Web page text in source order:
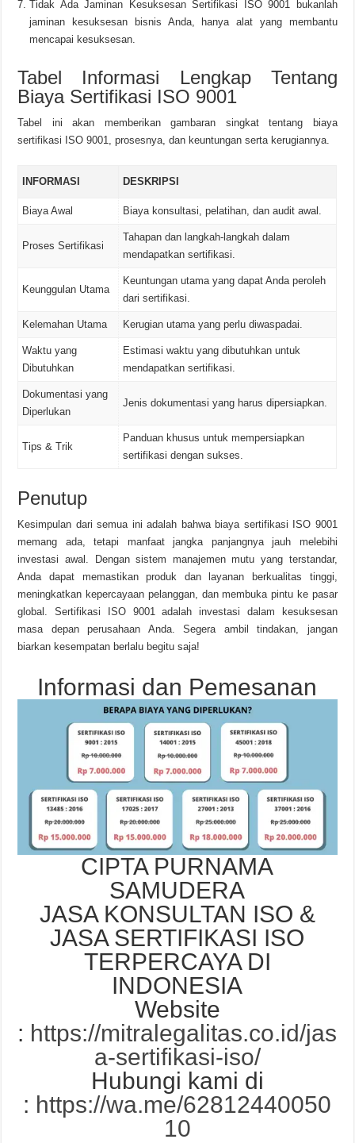
Tidak Ada Jaminan Kesuksesan Sertifikasi ISO 9001 bukanlah
jaminan kesuksesan bisnis Anda, hanya alat yang membantu
mencapai kesuksesan.
Tabel Informasi Lengkap Tentang
Biaya Sertifikasi ISO 9001
Tabel ini akan memberikan gambaran singkat tentang biaya
sertifikasi ISO 9001, prosesnya, dan keuntungan serta kerugiannya.
INFORMASI DESKRIPSI
Biaya Awal Biaya konsultasi, pelatihan, dan audit awal.
Proses Sertifikasi
Tahapan dan langkah-langkah dalam
mendapatkan sertifikasi.
Keunggulan Utama
Keuntungan utama yang dapat Anda peroleh
dari sertifikasi.
Kelemahan Utama Kerugian utama yang perlu diwaspadai.
Waktu yang
Dibutuhkan
Estimasi waktu yang dibutuhkan untuk
mendapatkan sertifikasi.
Dokumentasi yang
Diperlukan
Jenis dokumentasi yang harus dipersiapkan.
Tips & Trik
Panduan khusus untuk mempersiapkan
sertifikasi dengan sukses.
Penutup
Kesimpulan dari semua ini adalah bahwa biaya sertifikasi ISO 9001
memang ada, tetapi manfaat jangka panjangnya jauh melebihi
investasi awal. Dengan sistem manajemen mutu yang terstandar,
Anda dapat memastikan produk dan layanan berkualitas tinggi,
meningkatkan kepercayaan pelanggan, dan membuka pintu ke pasar
global. Sertifikasi ISO 9001 adalah investasi dalam kesuksesan
masa depan perusahaan Anda. Segera ambil tindakan, jangan
biarkan kesempatan berlalu begitu saja!
Informasi dan Pemesanan
CIPTA PURNAMA
SAMUDERA
JASA KONSULTAN ISO &
JASA SERTIFIKASI ISO
TERPERCAYA DI
INDONESIA
Website
: https://mitralegalitas.co.id/jas
a-sertifikasi-iso/
Hubungi kami di
: https://wa.me/62812440050
10